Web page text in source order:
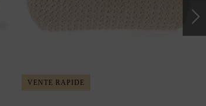
VENTE RAPIDE